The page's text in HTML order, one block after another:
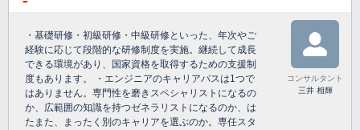
・基礎研修・初級研修・中級研修といった、年次やご
経験に応じて段階的な研修制度を実施。継続して成長
できる環境があり、国家資格を取得するための支援制
度もあります。 ・エンジニアのキャリアパスは1つで
はありません。専門性を磨きスペシャリストになるの
か、広範囲の知識を持つゼネラリストになるのか、は
たまた、まったく別のキャリアを選ぶのか。専任スタ
コンサルタント
三井 相輝